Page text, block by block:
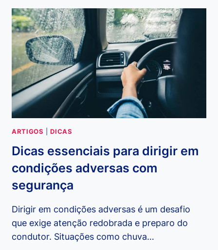
QUAL
É
A
DIFERENÇA
E
COMO
USAR
CORRETAMENTE?
ARTIGOS |DICAS
Dicas essenciais para dirigir em
condições adversas com
segurança
Dirigir em condições adversas é um desafio
que exige atenção redobrada e preparo do
condutor. Situações como chuva…